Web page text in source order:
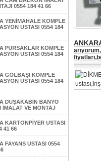
0554 184 41 66
YENİMAHALE KOMPLE
USTASI 0554 184
PURSAKLAR KOMPLE
USTASI 0554 184
GÖLBAŞI KOMPLE
USTASI 0554 184
DUŞAKABİN BANYO
İMALAT VE MONTAJ
KARTONPİYER USTASI
41 66
FAYANS USTASI 0554